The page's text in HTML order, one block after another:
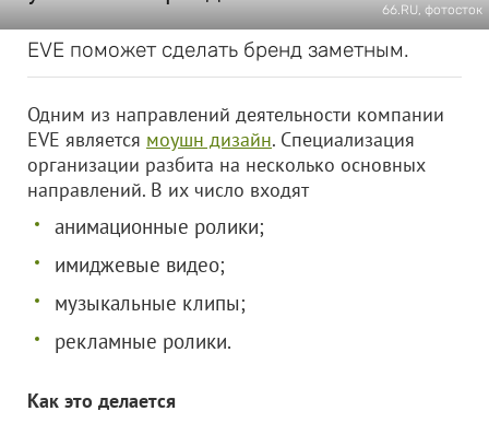
66.RU, фотосток
EVE поможет сделать бренд заметным.
Одним из направлений деятельности компании
EVE является моушн дизайн. Специализация
организации разбита на несколько основных
направлений. В их число входят
анимационные ролики;
имиджевые видео;
музыкальные клипы;
рекламные ролики.
Как это делается